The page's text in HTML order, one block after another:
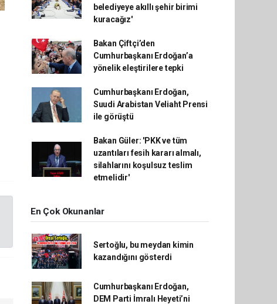
belediyeye akıllı şehir birimi
kuracağız'
Bakan Çiftçi’den
Cumhurbaşkanı Erdoğan’a
yönelik eleştirilere tepki
Cumhurbaşkanı Erdoğan,
Suudi Arabistan Veliaht Prensi
ile görüştü
Bakan Güler: 'PKK ve tüm
uzantıları fesih kararı almalı,
silahlarını koşulsuz teslim
etmelidir'
En Çok Okunanlar
Sertoğlu, bu meydan kimin
kazandığını gösterdi
Cumhurbaşkanı Erdoğan,
DEM Parti İmralı Heyeti’ni